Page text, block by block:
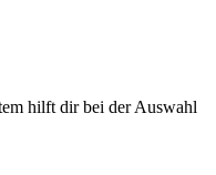
hilft dir bei der Auswahl